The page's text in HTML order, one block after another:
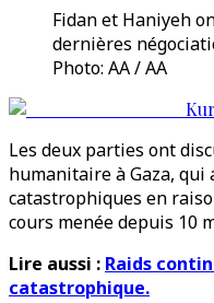
Fidan et Haniyeh
dernières
Photo: AA / AA
Les deux parties ont
humanitaire à Gaza,
catastrophiques en
cours menée depuis 10
Lire aussi : Raids
catastrophique.